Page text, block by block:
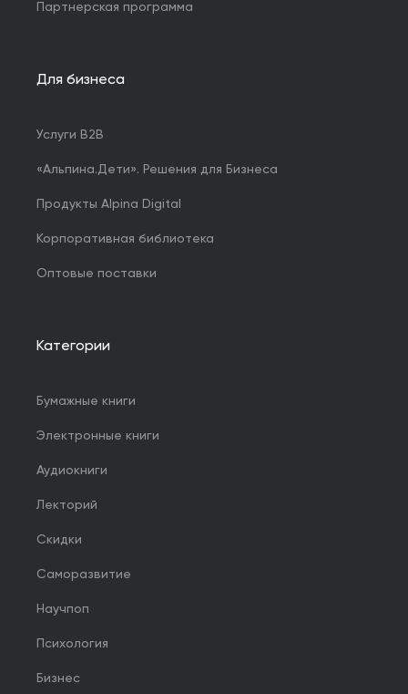
Партнерская программа
Для бизнеса
Услуги B2B
«Альпина.Дети». Решения для Бизнеса
Продукты Alpina Digital
Корпоративная библиотека
Оптовые поставки
Категории
Бумажные книги
Электронные книги
Аудиокниги
Лекторий
Скидки
Саморазвитие
Научпоп
Психология
Бизнес